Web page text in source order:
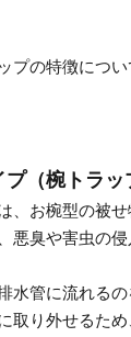
プの特徴につい
（椀トラッ
、お椀型の被
悪臭や害虫の侵
水管に流れる
取り外せるた